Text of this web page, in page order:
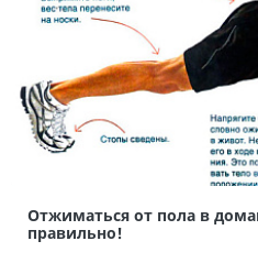
Отжиматься от пола в
правильно!